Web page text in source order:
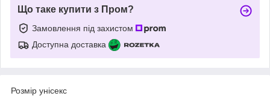
Що таке купити з Пром?
Замовлення під захистом
Доступна доставка
Розмір унісекс